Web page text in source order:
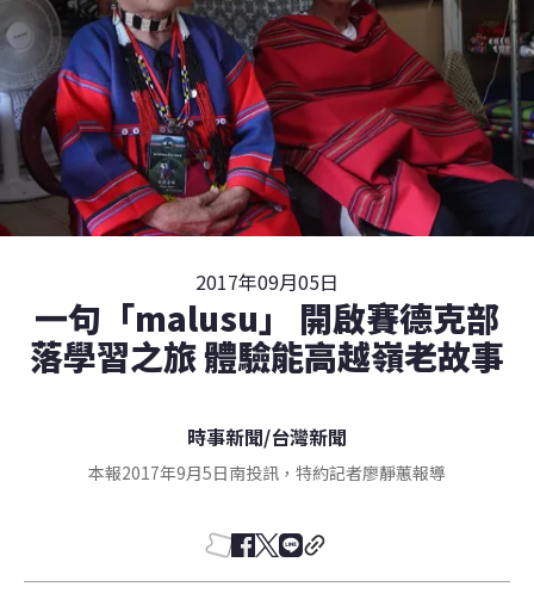
2017年09月05日
一句「malusu」 開啟賽德克部
落學習之旅 體驗能高越嶺老故事
時事新聞/台灣新聞
本報2017年9月5日南投訊，特約記者廖靜蕙報導